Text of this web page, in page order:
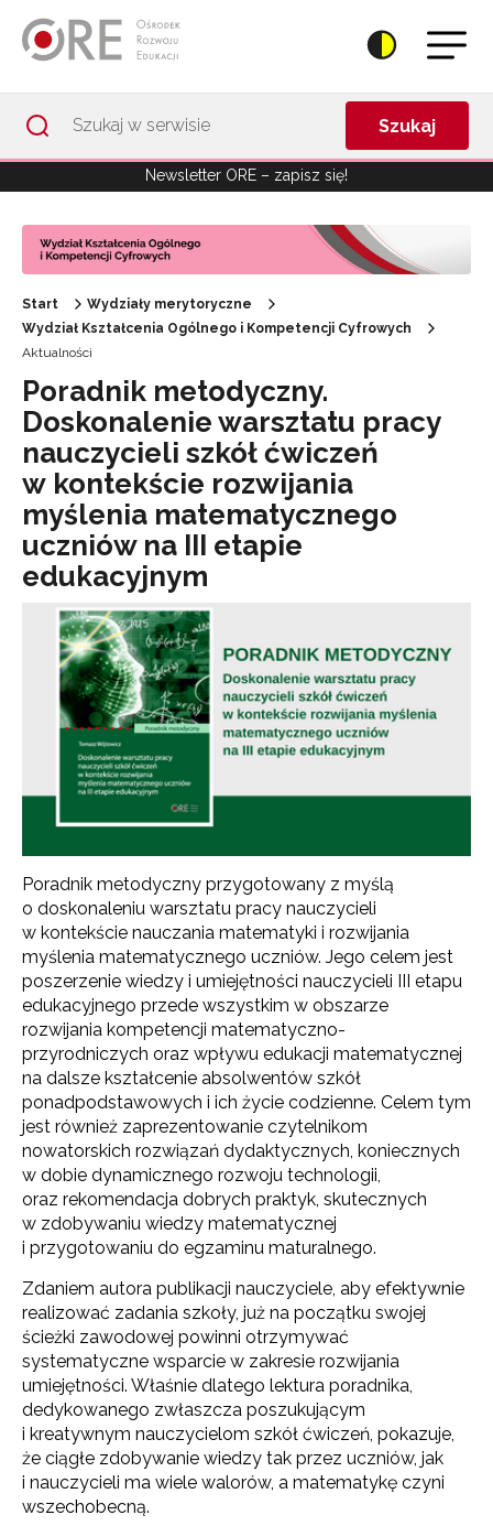
Szukaj
Newsletter ORE – zapisz się!
Start
Wydziały merytoryczne
Wydział Kształcenia Ogólnego i Kompetencji Cyfrowych
Aktualności
Poradnik metodyczny.
Doskonalenie warsztatu pracy
nauczycieli szkół ćwiczeń
w kontekście rozwijania
myślenia matematycznego
uczniów na III etapie
edukacyjnym
Poradnik metodyczny przygotowany z myślą
o doskonaleniu warsztatu pracy nauczycieli
w kontekście nauczania matematyki i rozwijania
myślenia matematycznego uczniów. Jego celem jest
poszerzenie wiedzy i umiejętności nauczycieli III etapu
edukacyjnego przede wszystkim w obszarze
rozwijania kompetencji matematyczno-
przyrodniczych oraz wpływu edukacji matematycznej
na dalsze kształcenie absolwentów szkół
ponadpodstawowych i ich życie codzienne. Celem tym
jest również zaprezentowanie czytelnikom
nowatorskich rozwiązań dydaktycznych, koniecznych
w dobie dynamicznego rozwoju technologii,
oraz rekomendacja dobrych praktyk, skutecznych
w zdobywaniu wiedzy matematycznej
i przygotowaniu do egzaminu maturalnego.
Zdaniem autora publikacji nauczyciele, aby efektywnie
realizować zadania szkoły, już na początku swojej
ścieżki zawodowej powinni otrzymywać
systematyczne wsparcie w zakresie rozwijania
umiejętności. Właśnie dlatego lektura poradnika,
dedykowanego zwłaszcza poszukującym
i kreatywnym nauczycielom szkół ćwiczeń, pokazuje,
że ciągłe zdobywanie wiedzy tak przez uczniów, jak
i nauczycieli ma wiele walorów, a matematykę czyni
wszechobecną.